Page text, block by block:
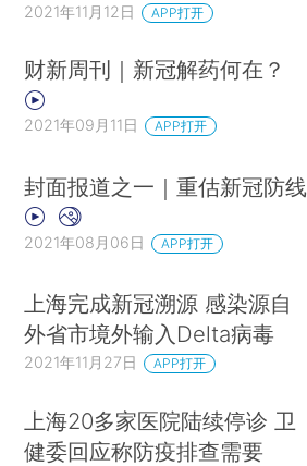
2021年11月12日 APP打开
财新周刊｜新冠解药何在？
2021年09月11日 APP打开
封面报道之一｜重估新冠防线
2021年08月06日 APP打开
上海完成新冠溯源 感染源自
外省市境外输入Delta病毒
2021年11月27日 APP打开
上海20多家医院陆续停诊 卫
健委回应称防疫排查需要